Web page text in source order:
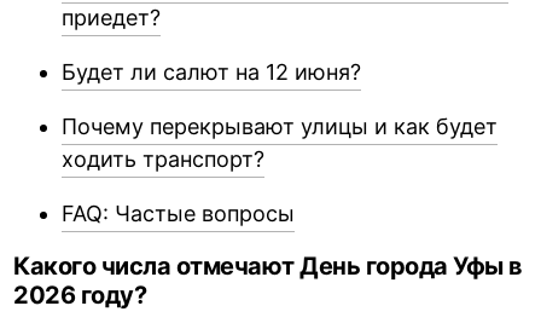
приедет?
Будет ли салют на 12 июня?
Почему перекрывают улицы и как будет
ходить транспорт?
FAQ: Частые вопросы
Какого числа отмечают День города Уфы в
2026 году?